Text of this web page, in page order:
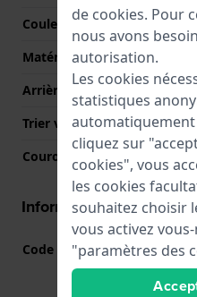
Couleur du boîtier
Matériau du boîtier arrière
Arrière de Boitier
Trier verre
Couronne
Informations
Code Mouvement
de cookies. Pour
nous avons
autorisation.
Les cookies
statistiques
automatiquement
cliquez sur
cookies", vous
les cookies
souhaitez choisir
vous activez
"paramètres des